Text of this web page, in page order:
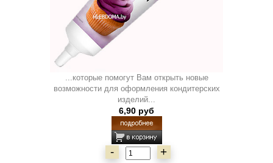
...которые помогут Вам открыть новые
возможности для оформления кондитерских
изделий...
6,90 руб
- +